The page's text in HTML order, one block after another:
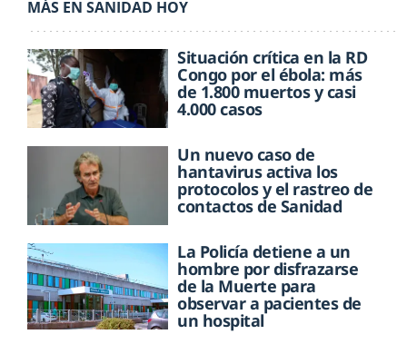
MÁS EN SANIDAD HOY
Situación crítica en la RD
Congo por el ébola: más
de 1.800 muertos y casi
4.000 casos
Un nuevo caso de
hantavirus activa los
protocolos y el rastreo de
contactos de Sanidad
La Policía detiene a un
hombre por disfrazarse
de la Muerte para
observar a pacientes de
un hospital